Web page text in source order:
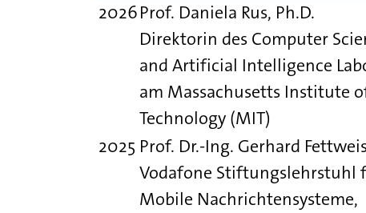
2026Prof. Daniela Rus, Ph.D.
Direktorin des Computer
and Artificial Intelligence
am Massachusetts Institute
Technology (MIT)
2025 Prof. Dr.-Ing. Gerhard
Vodafone Stiftungslehrstuhl
Mobile Nachrichtensysteme,